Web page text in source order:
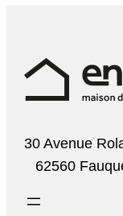
30 Avenue
62560